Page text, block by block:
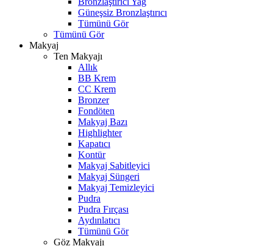
Güneşsiz Bronzlaştırıcı
Tümünü Gör
Tümünü Gör
Makyaj
Ten Makyajı
Allık
BB Krem
CC Krem
Bronzer
Fondöten
Makyaj Bazı
Highlighter
Kapatıcı
Kontür
Makyaj Sabitleyici
Makyaj Süngeri
Makyaj Temizleyici
Pudra
Pudra Fırçası
Aydınlatıcı
Tümünü Gör
Göz Makyajı